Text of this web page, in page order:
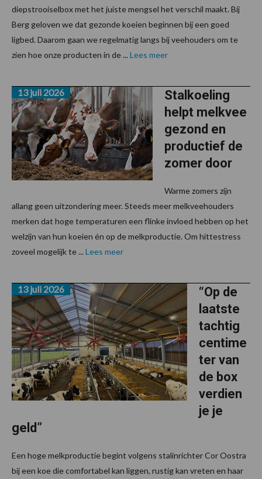
diepstrooiselbox met het juiste mengsel het verschil maakt. Bij
Berg geloven we dat gezonde koeien beginnen bij een goed
ligbed. Daarom gaan we regelmatig langs bij veehouders om te
zien hoe onze producten in de ... Lees meer
Stalkoeling
helpt melkvee
gezond en
productief de
zomer door
13 juli 2026
Warme zomers zijn
allang geen uitzondering meer. Steeds meer melkveehouders
merken dat hoge temperaturen een flinke invloed hebben op het
welzijn van hun koeien én op de melkproductie. Om hittestress
zoveel mogelijk te ... Lees meer
“Op de
laatste
tachtig
centime
ter van
de box
verdien
je je
geld”
13 juli 2026
Een hoge melkproductie begint volgens stalinrichter Cor Oostra
bij een koe die comfortabel kan liggen, rustig kan vreten en haar